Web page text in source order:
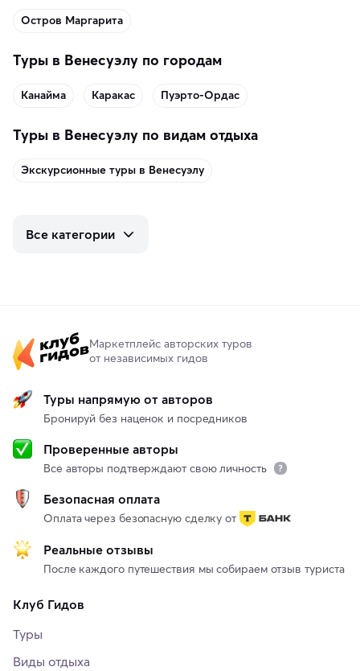
Остров Маргарита
Туры в Венесуэлу по городам
Канайма Каракас Пуэрто-Ордас
Туры в Венесуэлу по видам отдыха
Экскурсионные туры в Венесуэлу
Все категории
Маркетплейс авторских туров
от независимых гидов
Туры напрямую от авторов
Бронируй без наценок и посредников
Проверенные авторы
Все авторы подтверждают свою личность
Безопасная оплата
Оплата через безопасную сделку от
Реальные отзывы
После каждого путешествия мы собираем отзыв туриста
Клуб Гидов
Туры
Виды отдыха